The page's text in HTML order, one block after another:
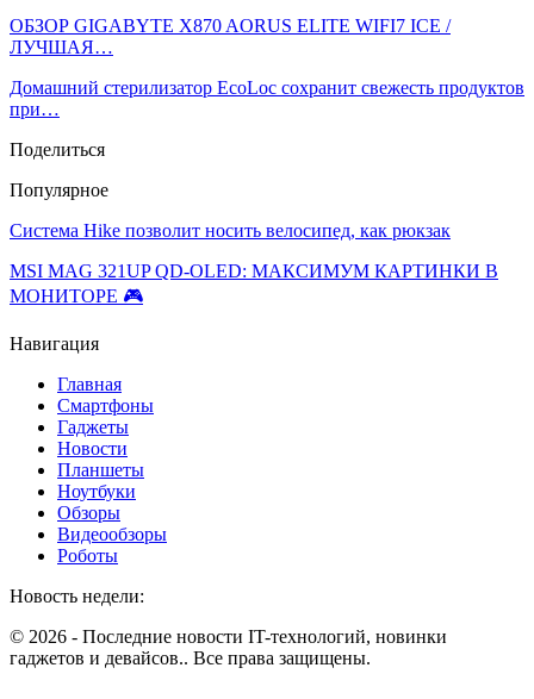
ОБЗОР GIGABYTE X870 AORUS ELITE WIFI7 ICE /
ЛУЧШАЯ…
Домашний стерилизатор EcoLoc сохранит свежесть продуктов
при…
Поделиться
Популярное
Система Hike позволит носить велосипед, как рюкзак
MSI MAG 321UP QD-OLED: МАКСИМУМ КАРТИНКИ В
МОНИТОРЕ 🎮
Навигация
Главная
Смартфоны
Гаджеты
Новости
Планшеты
Ноутбуки
Обзоры
Видеообзоры
Роботы
Новость недели:
© 2026 - Последние новости IT-технологий, новинки
гаджетов и девайсов.. Все права защищены.